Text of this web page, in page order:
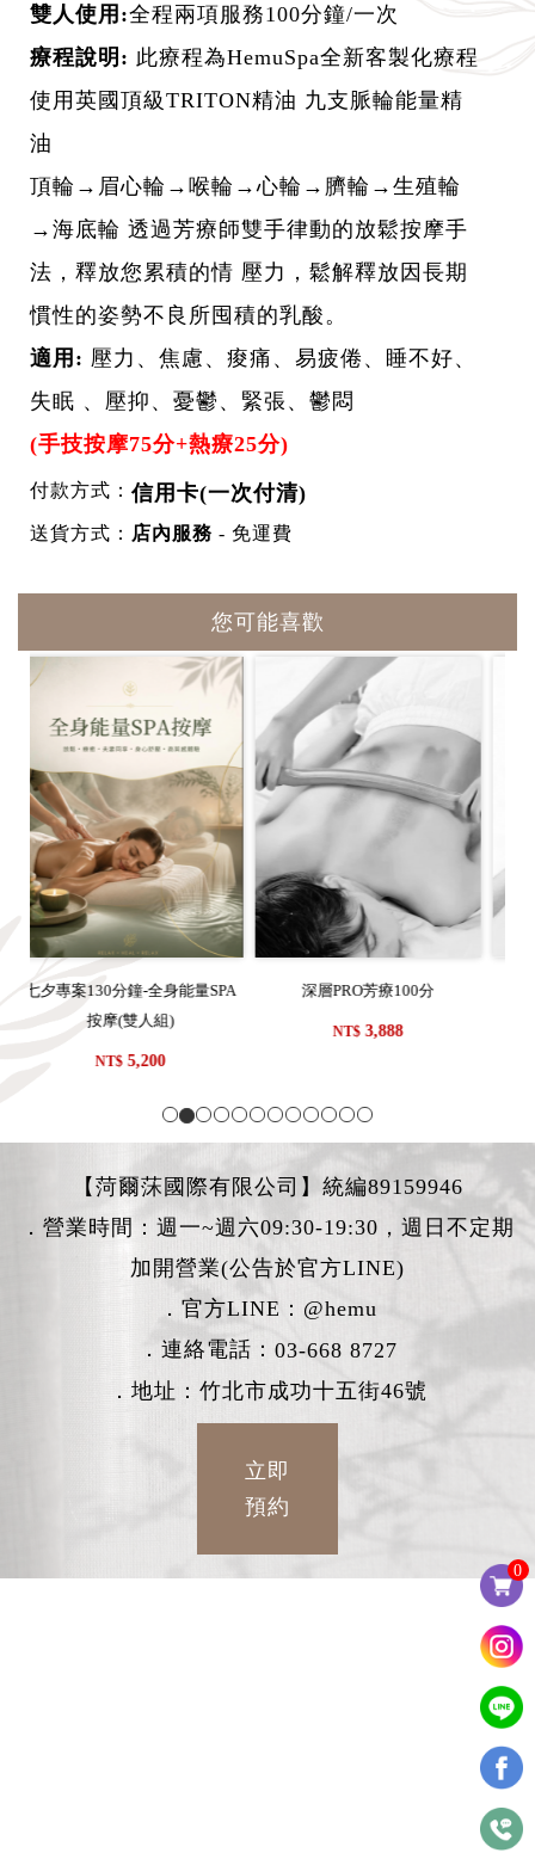
0
雙人使用:全程兩項服務100分鐘/一次
療程說明: 此療程為HemuSpa全新客製化療程
使用英國頂級TRITON精油 九支脈輪能量精
油
頂輪→眉心輪→喉輪→心輪→臍輪→生殖輪
→海底輪 透過芳療師雙手律動的放鬆按摩手
法，釋放您累積的情 壓力，鬆解釋放因長期
慣性的姿勢不良所囤積的乳酸。
適用: 壓力、焦慮、痠痛、易疲倦、睡不好、
失眠 、壓抑、憂鬱、緊張、鬱悶
(手技按摩75分+熱療25分)
付款方式： 信用卡(一次付清)
送貨方式： 店內服務 - 免運費
您可能喜歡
超紓壓孕SPA90分
NT$
菡氧逆齡臉部護理+頭部刮療共9
【菏爾莯國際有限公司】統編89159946
．營業時間：週一~週六09:30-19:30，週日不定期
加開營業(公告於官方LINE)
．官方LINE： @hemu
．連絡電話： 03-668 8727
．地址：竹北市成功十五街46號
立即
預約